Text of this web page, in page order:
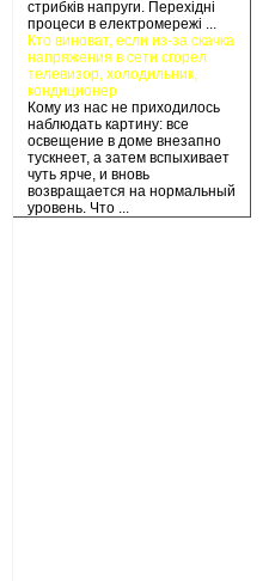
стрибків напруги. Перехідні
процеси в електромережі ...
Кто виноват, если из-за скачка
напряжения в сети сгорел
телевизор, холодильник,
кондиционер
Кому из нас не приходилось
наблюдать картину: все
освещение в доме внезапно
тускнеет, а затем вспыхивает
чуть ярче, и вновь
возвращается на нормальный
уровень. Что ...